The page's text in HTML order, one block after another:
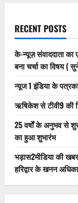
RECENT POSTS
के-न्यूज़ संवाददाता
बना चर्चा का विषय (
न्यूज 1 इंडिया के
ऋषिकेश से टीवी9 की
25 वर्षों के अनुभव से
का हुआ शुभारंभ
भड़ास2मीडिया की
हरिद्वार के खनन